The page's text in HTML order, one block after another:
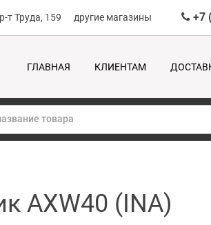
т Труда, 159 другие магазины +7
ГЛАВНАЯ КЛИЕНТАМ
AXW40 (INA)